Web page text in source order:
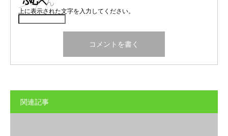
上に表示された文字を入力してください。
関連記事